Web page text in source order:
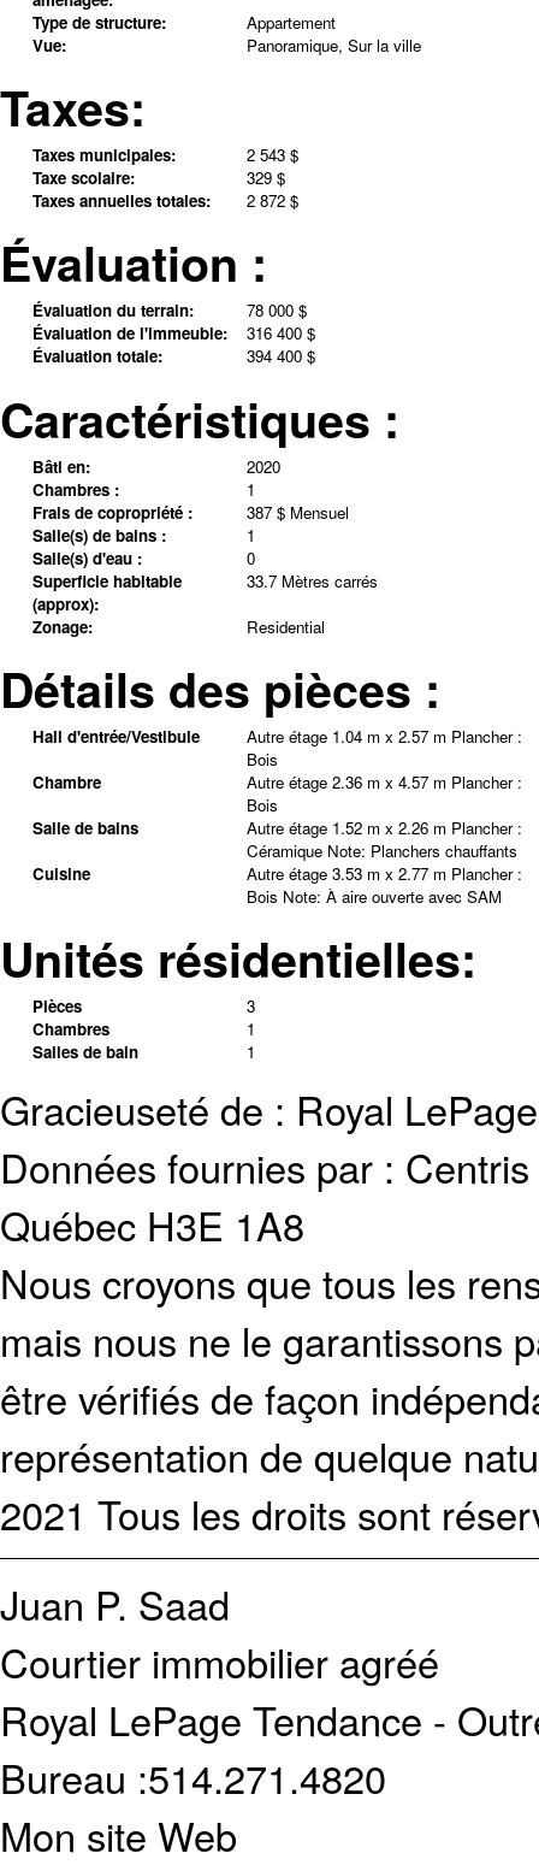
Type de structure:
Appartement
Vue:
Panoramique, Sur la ville
Taxes:
Taxes municipales:
2 543 $
Taxe scolaire:
329 $
Taxes annuelles totales:
2 872 $
Évaluation :
Évaluation du terrain:
78 000 $
Évaluation de l'immeuble:
316 400 $
Évaluation totale:
394 400 $
Caractéristiques :
Bâti en:
2020
Chambres :
1
Frais de copropriété :
387 $ Mensuel
Salle(s) de bains :
1
Salle(s) d'eau :
0
Superficie habitable
(approx):
33.7 Mètres carrés
Zonage:
Residential
Détails des pièces :
Hall d'entrée/Vestibule Autre étage 1.04 m x 2.57 m Plancher :
Bois
Chambre
Autre étage 2.36 m x 4.57 m Plancher :
Bois
Salle de bains
Autre étage 1.52 m x 2.26 m Plancher :
Céramique Note: Planchers chauffants
Cuisine
Autre étage 3.53 m x 2.77 m Plancher :
Bois Note: À aire ouverte avec SAM
Unités résidentielles:
Pièces
3
Chambres
1
Salles de bain
1
Gracieuseté de : Royal
Données fournies par :
Québec H3E 1A8
Nous croyons que tous les
mais nous ne le garantissons
être vérifiés de façon
représentation de quelque
2021 Tous les droits sont
Juan P. Saad
Courtier immobilier agréé
Royal LePage Tendance -
Bureau :514.271.4820
Mon site Web